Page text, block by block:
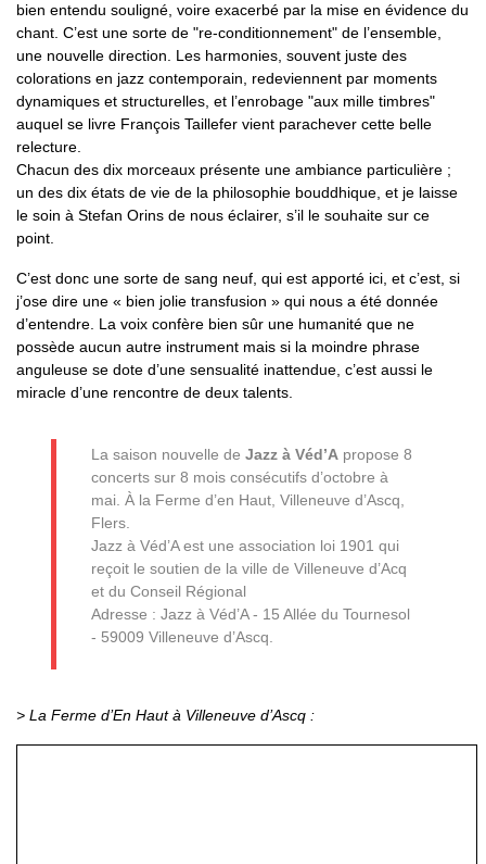
bien entendu souligné, voire exacerbé par la mise en évidence du
chant. C’est une sorte de "re-conditionnement" de l’ensemble,
une nouvelle direction. Les harmonies, souvent juste des
colorations en jazz contemporain, redeviennent par moments
dynamiques et structurelles, et l’enrobage "aux mille timbres"
auquel se livre François Taillefer vient parachever cette belle
relecture.
Chacun des dix morceaux présente une ambiance particulière ;
un des dix états de vie de la philosophie bouddhique, et je laisse
le soin à Stefan Orins de nous éclairer, s’il le souhaite sur ce
point.
C’est donc une sorte de sang neuf, qui est apporté ici, et c’est, si
j’ose dire une « bien jolie transfusion » qui nous a été donnée
d’entendre. La voix confère bien sûr une humanité que ne
possède aucun autre instrument mais si la moindre phrase
anguleuse se dote d’une sensualité inattendue, c’est aussi le
miracle d’une rencontre de deux talents.
La saison nouvelle de Jazz à Véd’A propose 8
concerts sur 8 mois consécutifs d’octobre à
mai. À la Ferme d’en Haut, Villeneuve d’Ascq,
Flers.
Jazz à Véd’A est une association loi 1901 qui
reçoit le soutien de la ville de Villeneuve d’Acq
et du Conseil Régional
Adresse : Jazz à Véd’A - 15 Allée du Tournesol
- 59009 Villeneuve d’Ascq.
> La Ferme d’En Haut à Villeneuve d’Ascq :